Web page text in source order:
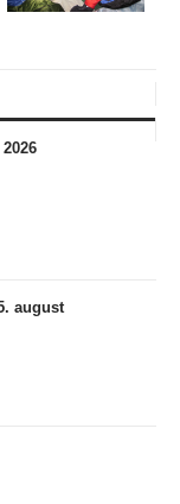
august